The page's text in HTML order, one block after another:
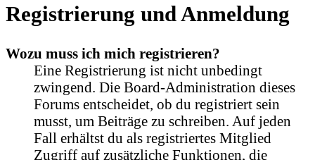
Registrierung und Anmeldung
Wozu muss ich mich registrieren?
Eine Registrierung ist nicht unbedingt
zwingend. Die Board-Administration dieses
Forums entscheidet, ob du registriert sein
musst, um Beiträge zu schreiben. Auf jeden
Fall erhältst du als registriertes Mitglied
Zugriff auf zusätzliche Funktionen, die